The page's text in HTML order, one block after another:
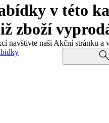
v této
zboží
navštivte naši Akční stránku a